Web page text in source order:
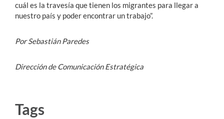
cuál es la travesía que tienen los migrantes para llegar a
nuestro país y poder encontrar un trabajo”.
Por Sebastián Paredes
Dirección de Comunicación Estratégica
Tags